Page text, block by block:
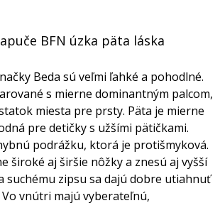
BFN úzka päta láska
Beda sú veľmi ľahké a pohodlné.
s mierne dominantným palcom,
miesta pre prsty. Päta je mierne
pre detičky s užšími pätičkami.
podrážku, ktorá je protišmyková.
široké aj širšie nôžky a znesú aj vyšší
suchému zipsu sa dajú dobre utiahnuť
vnútri majú vyberateľnú,